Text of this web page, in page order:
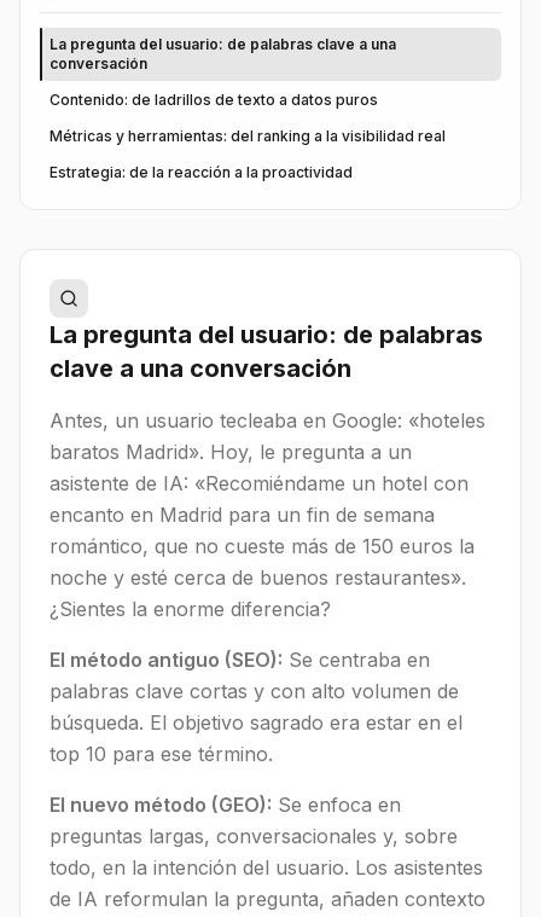
La pregunta del usuario: de palabras clave a una
conversación
Contenido: de ladrillos de texto a datos puros
Métricas y herramientas: del ranking a la visibilidad real
Estrategia: de la reacción a la proactividad
La pregunta del usuario: de palabras
clave a una conversación
Antes, un usuario tecleaba en Google: «hoteles
baratos Madrid». Hoy, le pregunta a un
asistente de IA: «Recomiéndame un hotel con
encanto en Madrid para un fin de semana
romántico, que no cueste más de 150 euros la
noche y esté cerca de buenos restaurantes».
¿Sientes la enorme diferencia?
El método antiguo (SEO): Se centraba en
palabras clave cortas y con alto volumen de
búsqueda. El objetivo sagrado era estar en el
top 10 para ese término.
El nuevo método (GEO): Se enfoca en
preguntas largas, conversacionales y, sobre
todo, en la intención del usuario. Los asistentes
de IA reformulan la pregunta, añaden contexto